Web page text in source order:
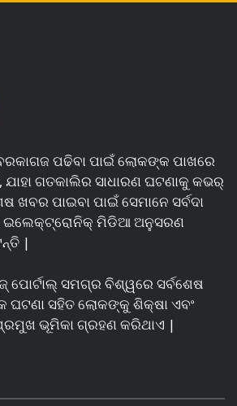
ପଢିବା ପାଇଁ ଲୋକଙ୍କ ପାଖରେ
ଯାହା ଗତକାଲିର ସାଧାରଣ ଘଟଣାକୁ କଭର୍
ଖବର ପାଇବା ପାଇଁ ସେମାନେ ସର୍ବଦା
ଇଲେକ୍ଟ୍ରୋନିକ୍ ମିଡିଆ ଅନୁସରଣ
|
ସମଗ୍ର ବିଶ୍ୱରେ ସର୍ବଶେଷ
ଘଟଣା ସହିତ ଲୋକଙ୍କୁ ଶିକ୍ଷା ଏବଂ
ଭୂମିକା ଗ୍ରହଣ କରିଥାଏ |